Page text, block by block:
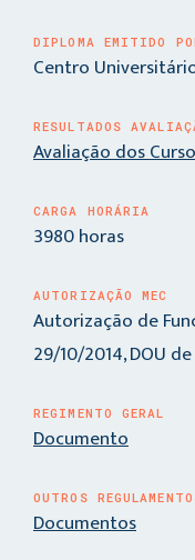
DIPLOMA EMITIDO
Centro
RESULTADOS
Avaliação dos
CARGA HORÁRIA
3980 horas
AUTORIZAÇÃO MEC
Autorização de
29/10/2014, DOU
REGIMENTO GERAL
Documento
OUTROS
Documentos